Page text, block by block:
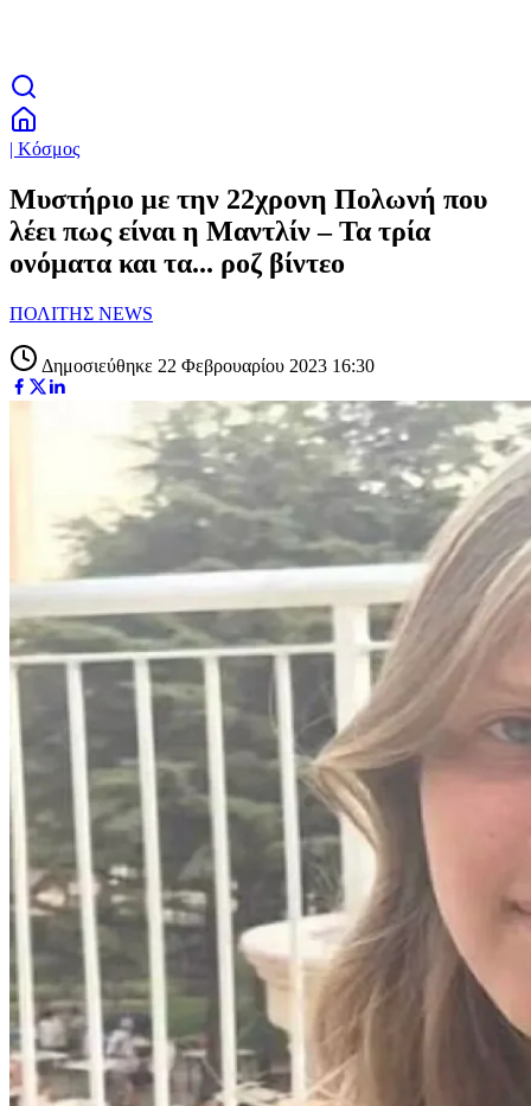
| Κόσμος
Μυστήριο με την 22χρονη Πολωνή που
λέει πως είναι η Μαντλίν – Τα τρία
ονόματα και τα... ροζ βίντεο
ΠΟΛΙΤΗΣ NEWS
Δημοσιεύθηκε 22 Φεβρουαρίου 2023 16:30